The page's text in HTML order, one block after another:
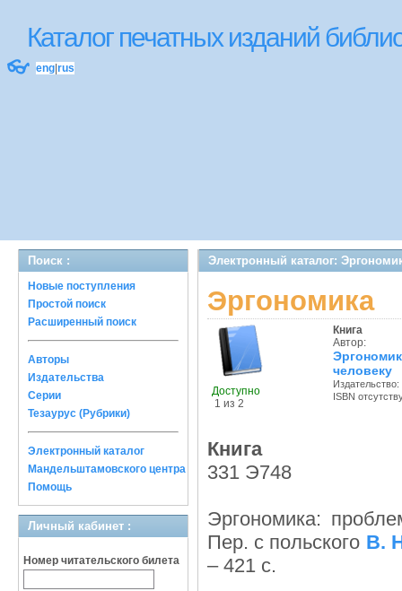
Каталог печатных изданий
👓 eng rus
Поиск :
Новые поступления
Простой поиск
Расширенный поиск
Авторы
Издательства
Серии
Тезаурус (Рубрики)
Электронный каталог
Мандельштамовского центра
Помощь
Личный кабинет :
Номер читательского билета
Электронный каталог:
Эргономика
Доступно
1 из 2
Книга
Автор:
человеку
Издательство:
ISBN
Книга
331 Э748
Эргономика:
Пер. с польского В.
– 421 с.